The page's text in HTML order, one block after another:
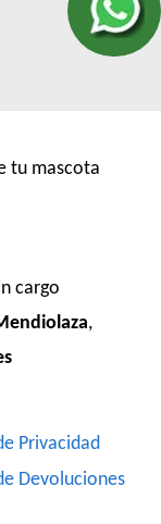
tu mascota
cargo
,
Privacidad
Devoluciones